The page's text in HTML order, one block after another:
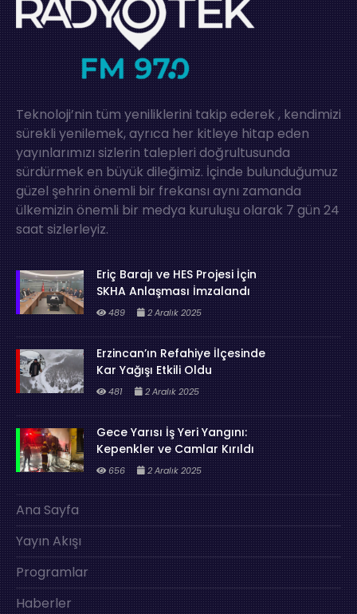
Teknoloji’nin tüm yeniliklerini takip ederek , kendimizi
sürekli yenilemek, ayrıca her kitleye hitap eden
yayınlarımızı sizlerin talepleri doğrultusunda
sürdürmek en büyük dileğimiz. İçinde bulunduğumuz
güzel şehrin önemli bir frekansı aynı zamanda
ülkemizin önemli bir medya kuruluşu olarak 7 gün 24
saat sizlerleyiz.
Eriç Barajı ve HES Projesi İçin
SKHA Anlaşması İmzalandı
489 2 Aralık 2025
Erzincan’ın Refahiye İlçesinde
Kar Yağışı Etkili Oldu
481 2 Aralık 2025
Gece Yarısı İş Yeri Yangını:
Kepenkler ve Camlar Kırıldı
656 2 Aralık 2025
Ana Sayfa
Yayın Akışı
Programlar
Haberler